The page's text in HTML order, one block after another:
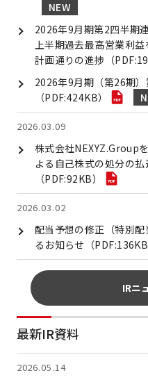
2026年9月期第2四半期
上半期過去最高営業利
計画通りの進捗（
2026年9月期（第26期
（PDF:424KB）
2026.03.09
株式会社NEXYZ.Group
よる自己株式の処分の
（PDF:92KB）
2026.03.02
配当予想の修正（特別
るお知らせ（PDF:136KB
IRニ
最新IR資料
2026.05.14